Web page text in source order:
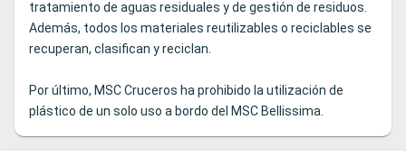
tratamiento de aguas residuales y de gestión de residuos.
Además, todos los materiales reutilizables o reciclables se
recuperan, clasifican y reciclan.
Por último, MSC Cruceros ha prohibido la utilización de
plástico de un solo uso a bordo del MSC Bellissima.